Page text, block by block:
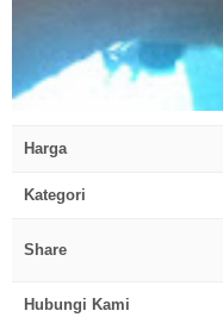
Harga
Kategori
Share
Hubungi Kami